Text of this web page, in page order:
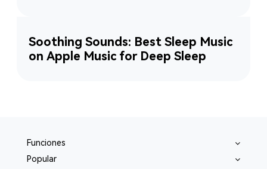
Soothing Sounds: Best Sleep Music
on Apple Music for Deep Sleep
Funciones
Popular